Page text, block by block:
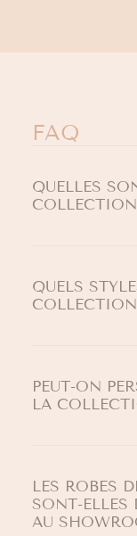
FAQ
QUELLES
QUELS
PEUT-ON
LA
LES ROBES
SONT-ELLES
AU